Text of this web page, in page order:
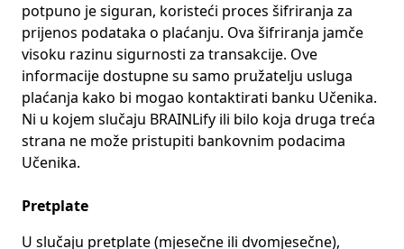
potpuno je siguran, koristeći proces šifriranja za
prijenos podataka o plaćanju. Ova šifriranja jamče
visoku razinu sigurnosti za transakcije. Ove
informacije dostupne su samo pružatelju usluga
plaćanja kako bi mogao kontaktirati banku Učenika.
Ni u kojem slučaju BRAINLify ili bilo koja druga treća
strana ne može pristupiti bankovnim podacima
Učenika.
Pretplate
U slučaju pretplate (mjesečne ili dvomjesečne),